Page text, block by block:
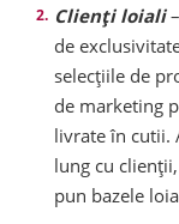
Clienți loiali
de
selecțiile de
de marketing
livrate în cutii.
lung cu
pun bazele